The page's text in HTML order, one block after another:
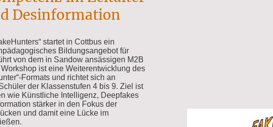
Desinformation
startet in Cottbus ein
Bildungsangebot für
von dem in Sandow ansässigen M2B
ist eine Weiterentwicklung des
Formats und richtet sich an
der Klassenstufen 4 bis 9. Ziel ist
wie Künstliche Intelligenz, Deepfakes
stärker in den Fokus der
und damit eine Lücke im